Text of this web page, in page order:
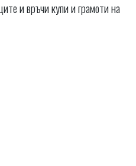
и връчи купи и грамоти на